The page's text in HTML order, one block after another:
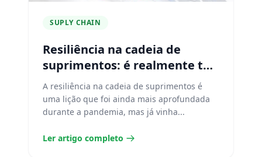
SUPLY CHAIN
Resiliência na cadeia de
suprimentos: é realmente tão
importante?
A resiliência na cadeia de suprimentos é
uma lição que foi ainda mais aprofundada
durante a pandemia, mas já vinha...
Ler artigo completo